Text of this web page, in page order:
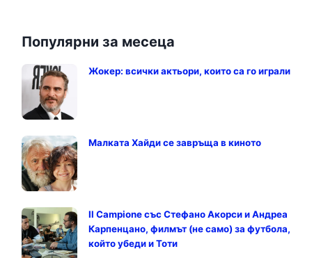
Популярни за месеца
Жокер: всички актьори, които са го играли
Малката Хайди се завръща в киното
Il Campione със Стефано Акорси и Андреа
Карпенцано, филмът (не само) за футбола,
който убеди и Тоти